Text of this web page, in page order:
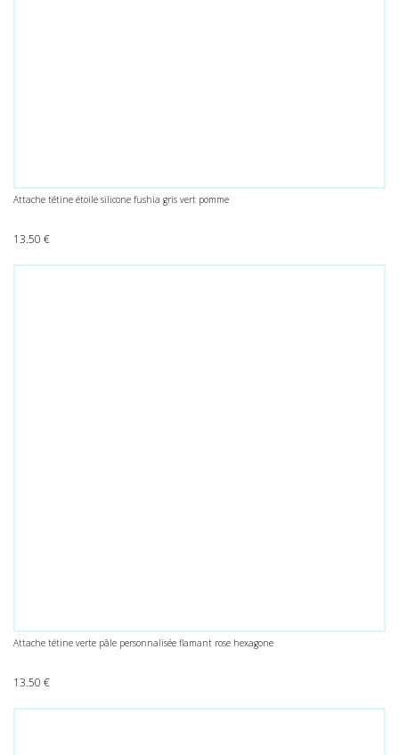
Attache tétine étoile silicone fushia gris vert pomme
13.50 €
Attache tétine verte pâle personnalisée flamant rose hexagone
13.50 €